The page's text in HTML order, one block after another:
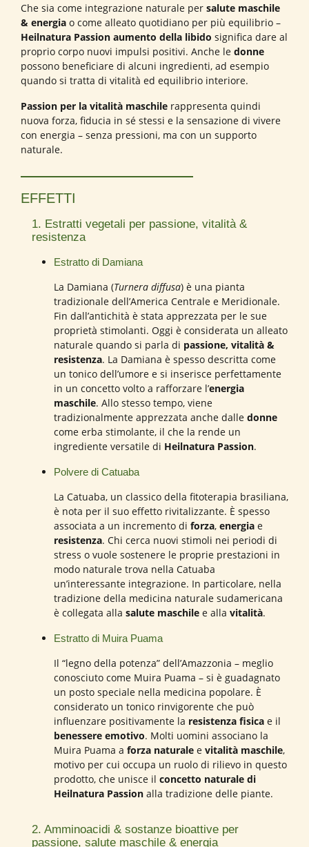
Che sia come integrazione naturale per salute maschile
& energia o come alleato quotidiano per più equilibrio –
Heilnatura Passion aumento della libido significa dare al
proprio corpo nuovi impulsi positivi. Anche le donne
possono beneficiare di alcuni ingredienti, ad esempio
quando si tratta di vitalità ed equilibrio interiore.
Passion per la vitalità maschile rappresenta quindi
nuova forza, fiducia in sé stessi e la sensazione di vivere
con energia – senza pressioni, ma con un supporto
naturale.
EFFETTI
1. Estratti vegetali per passione, vitalità &
resistenza
Estratto di Damiana
La Damiana (Turnera diffusa) è una pianta
tradizionale dell’America Centrale e Meridionale.
Fin dall’antichità è stata apprezzata per le sue
proprietà stimolanti. Oggi è considerata un alleato
naturale quando si parla di passione, vitalità &
resistenza. La Damiana è spesso descritta come
un tonico dell’umore e si inserisce perfettamente
in un concetto volto a rafforzare l’energia
maschile. Allo stesso tempo, viene
tradizionalmente apprezzata anche dalle donne
come erba stimolante, il che la rende un
ingrediente versatile di Heilnatura Passion.
Polvere di Catuaba
La Catuaba, un classico della fitoterapia brasiliana,
è nota per il suo effetto rivitalizzante. È spesso
associata a un incremento di forza, energia e
resistenza. Chi cerca nuovi stimoli nei periodi di
stress o vuole sostenere le proprie prestazioni in
modo naturale trova nella Catuaba
un’interessante integrazione. In particolare, nella
tradizione della medicina naturale sudamericana
è collegata alla salute maschile e alla vitalità.
Estratto di Muira Puama
Il “legno della potenza” dell’Amazzonia – meglio
conosciuto come Muira Puama – si è guadagnato
un posto speciale nella medicina popolare. È
considerato un tonico rinvigorente che può
influenzare positivamente la resistenza fisica e il
benessere emotivo. Molti uomini associano la
Muira Puama a forza naturale e vitalità maschile,
motivo per cui occupa un ruolo di rilievo in questo
prodotto, che unisce il concetto naturale di
Heilnatura Passion alla tradizione delle piante.
2. Amminoacidi & sostanze bioattive per
passione, salute maschile & energia